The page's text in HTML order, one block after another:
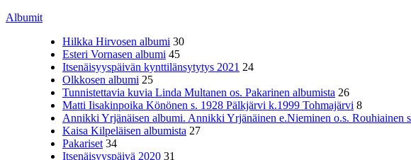
Albumit
Hilkka Hirvosen albumi 30
Esteri Vornasen albumi 45
Itsenäisyyspäivän kynttilänsytytys 2021 24
Olkkosen albumi 25
Tunnistettavia kuvia Linda Multanen os. Pakarinen albumista 26
Matti Iisakinpoika Könönen s. 1928 Pälkjärvi k.1999 Tohmajärvi 8
Annikki Yrjänäisen albumi. Annikki Yrjänäinen e.Nieminen o.s. Rouhiainen
Kaisa Kilpeläisen albumista 27
Pakariset 34
Itsenäisyyspäivä 2020 31